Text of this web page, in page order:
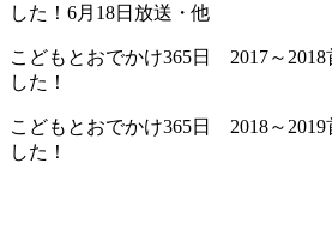
した！6月18日放送・他
こどもとおでかけ365日 2017～2018
した！
こどもとおでかけ365日 2018～2019
した！